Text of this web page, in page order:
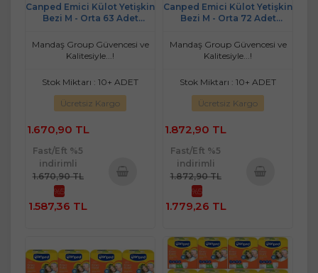
Canped Emici Külot Yetişkin
Bezi M - Orta 63 Adet
Mandaş Group Güvencesi ve
Kalitesiyle...!
Stok Miktarı : 10+ ADET
Ücretsiz Kargo
1.670,90 TL
Fast/Eft %5
indirimli
1.670,90 TL
%5
1.587,36 TL
Canped Emici Külot Yetişkin
Bezi M - Orta 72 Adet
Mandaş Group Güvencesi ve
Kalitesiyle...!
Stok Miktarı : 10+ ADET
Ücretsiz Kargo
1.872,90 TL
Fast/Eft %5
indirimli
1.872,90 TL
%5
1.779,26 TL